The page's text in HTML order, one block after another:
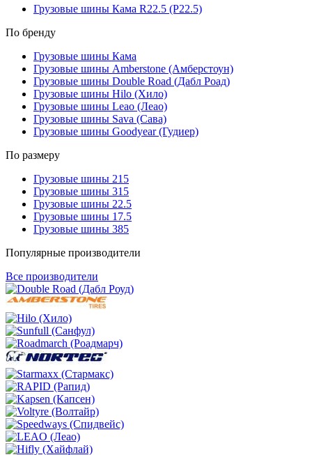
Грузовые шины Кама R22.5 (Р22.5)
По бренду
Грузовые шины Кама
Грузовые шины Amberstone (Амберстоун)
Грузовые шины Double Road (Дабл Роад)
Грузовые шины Hilo (Хило)
Грузовые шины Leao (Леао)
Грузовые шины Sava (Сава)
Грузовые шины Goodyear (Гудиер)
По размеру
Грузовые шины 215
Грузовые шины 315
Грузовые шины 22.5
Грузовые шины 17.5
Грузовые шины 385
Популярные производители
Все производители